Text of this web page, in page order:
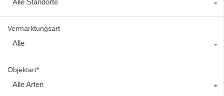
Alle Standorte
Vermarktungsart
Alle
Objektart*:
Alle Arten